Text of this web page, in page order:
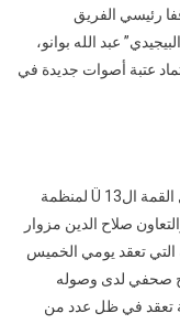
رئيسي الفريق
عبد الله بوانو،
عتبة أصوات جديدة في
– صلاح الدين مزوار يمثل جلالة الملك في أشغال القمة الÜ 13 لمنظمة
صلاح الدين مزوار
تعقد يومي الخميس
صحفي لدى وصوله
تعقد في ظل عدد من